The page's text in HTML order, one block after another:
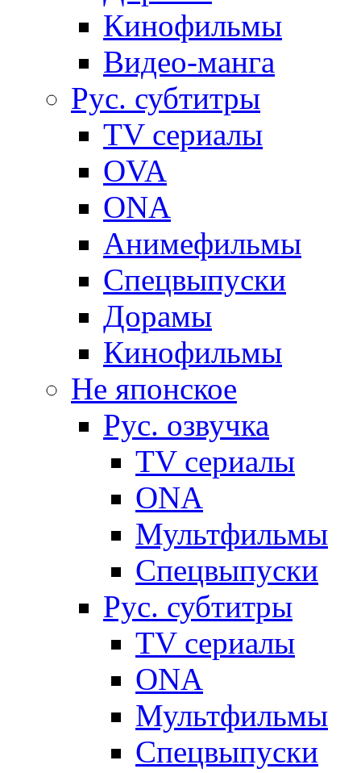
Кинофильмы
Видео-манга
Рус. субтитры
TV сериалы
OVA
ONA
Анимефильмы
Спецвыпуски
Дорамы
Кинофильмы
Не японское
Рус. озвучка
TV сериалы
ONA
Мультфильмы
Спецвыпуски
Рус. субтитры
TV сериалы
ONA
Мультфильмы
Спецвыпуски